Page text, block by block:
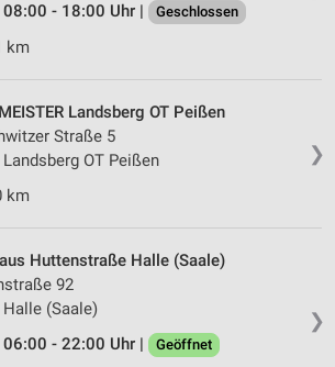
08:00 - 18:00 Uhr |
Geschlossen
km
❯
Landsberg OT Peißen
Straße 5
OT Peißen
km
❯
Huttenstraße Halle (Saale)
92
(Saale)
06:00 - 22:00 Uhr |
Geöffnet